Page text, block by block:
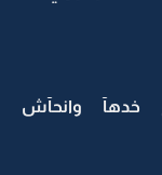
وانحآش